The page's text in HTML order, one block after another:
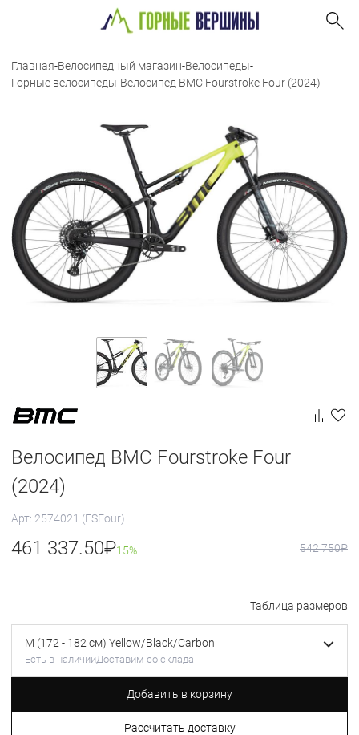
Главная-Велосипедный магазин-Велосипеды-
Горные велосипеды-Велосипед BMC Fourstroke Four (2024)
Велосипед BMC Fourstroke Four
(2024)
Арт: 2574021 (FSFour)
461 337.50₽15% 542 750₽
Таблица размеров
M (172 - 182 см) Yellow/Black/Carbon
Есть в наличииДоставим со склада
Добавить в корзину
Рассчитать доставку